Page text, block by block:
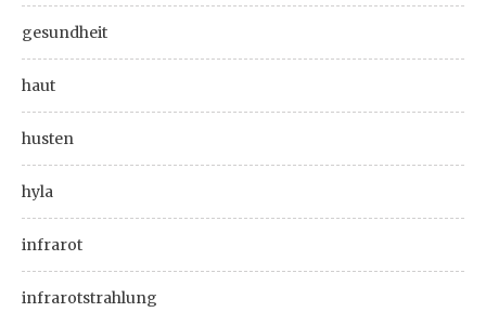
gesundheit
haut
husten
hyla
infrarot
infrarotstrahlung